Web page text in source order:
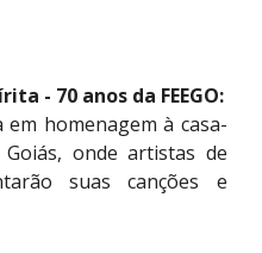
- 70 anos da FEEGO:
homenagem à casa-
onde artistas de
suas canções e